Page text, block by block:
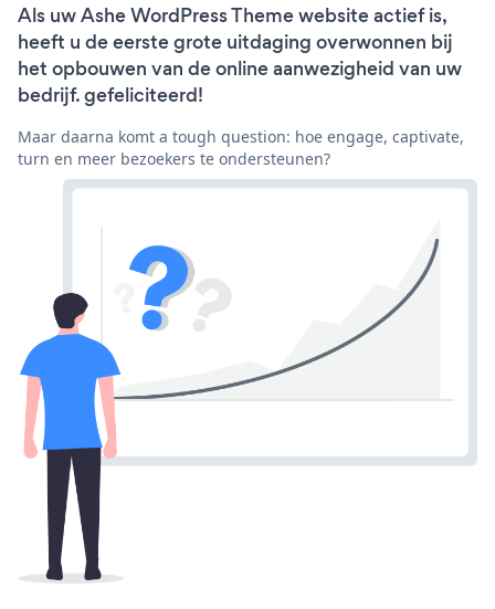
Als uw Ashe WordPress Theme website actief is,
heeft u de eerste grote uitdaging overwonnen bij
het opbouwen van de online aanwezigheid van uw
bedrijf. gefeliciteerd!
Maar daarna komt a tough question: hoe engage, captivate,
turn en meer bezoekers te ondersteunen?